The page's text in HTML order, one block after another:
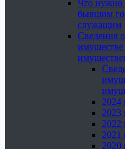
Что нужно
бывшим
служащим
Сведения
имуществе
2024
2023
2022
2021
2020